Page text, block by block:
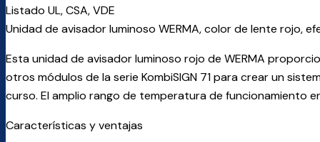
Listado UL, CSA, VDE
Unidad de avisador luminoso WERMA, color de lente rojo,
Esta unidad de avisador luminoso rojo de WERMA
otros módulos de la serie KombiSIGN 71 para crear un
curso. El amplio rango de temperatura de funcionamiento
Características y ventajas